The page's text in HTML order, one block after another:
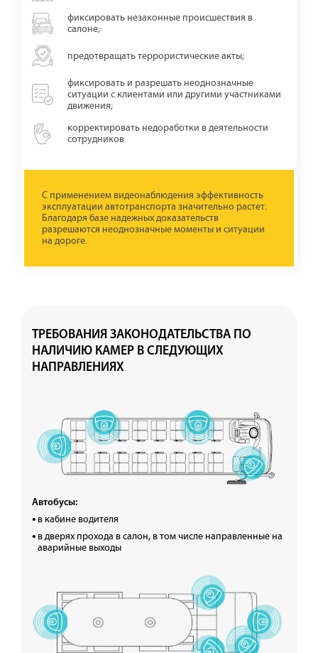
фиксировать незаконные происшествия в
салоне;
предотвращать террористические акты;
фиксировать и разрешать неоднозначные
ситуации с клиентами или другими участниками
движения;
корректировать недоработки в деятельности
сотрудников.
С применением видеонаблюдения эффективность
эксплуатации автотранспорта значительно растет.
Благодаря базе надежных доказательств
разрешаются неоднозначные моменты и ситуации
на дороге.
ТРЕБОВАНИЯ ЗАКОНОДАТЕЛЬСТВА ПО
НАЛИЧИЮ КАМЕР В СЛЕДУЮЩИХ
НАПРАВЛЕНИЯХ
Автобусы:
в кабине водителя
в дверях прохода в салон, в том числе направленные на
аварийные выходы